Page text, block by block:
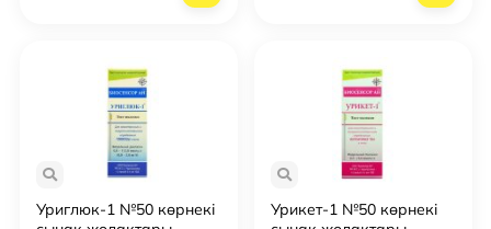
Уриглюк-1 №50 көрнекі
Урикет-1 №50 көрнекі